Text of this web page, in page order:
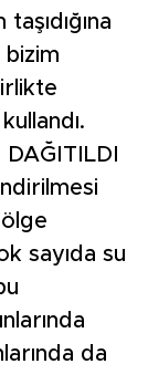
bizim
sayıda su
da